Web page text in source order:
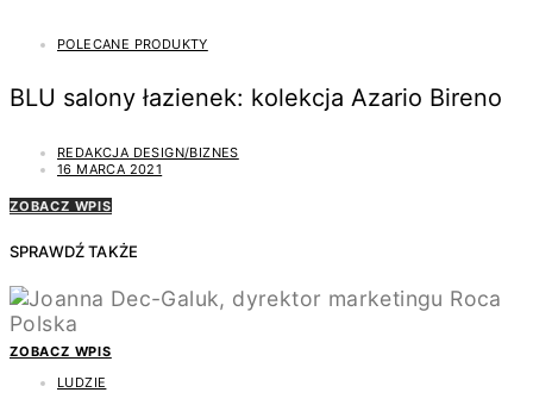
POLECANE PRODUKTY
BLU salony łazienek: kolekcja Azario Bireno
REDAKCJA DESIGN/BIZNES
16 MARCA 2021
ZOBACZ WPIS
SPRAWDŹ TAKŻE
ZOBACZ WPIS
LUDZIE